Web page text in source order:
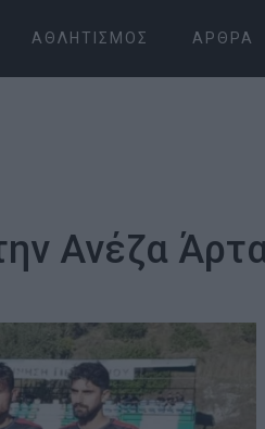
ΑΘΛΗΤΙΣΜΌΣ ΆΡΘΡΑ
Ανέζα